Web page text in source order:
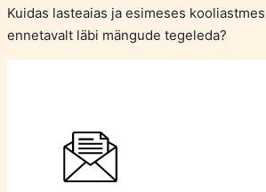
Kuidas lasteaias ja esimeses
ennetavalt läbi mängude tegeleda?